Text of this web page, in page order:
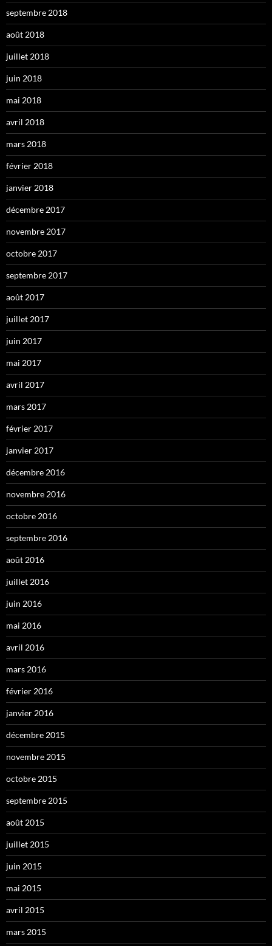
septembre 2018
août 2018
juillet 2018
juin 2018
mai 2018
avril 2018
mars 2018
février 2018
janvier 2018
décembre 2017
novembre 2017
octobre 2017
septembre 2017
août 2017
juillet 2017
juin 2017
mai 2017
avril 2017
mars 2017
février 2017
janvier 2017
décembre 2016
novembre 2016
octobre 2016
septembre 2016
août 2016
juillet 2016
juin 2016
mai 2016
avril 2016
mars 2016
février 2016
janvier 2016
décembre 2015
novembre 2015
octobre 2015
septembre 2015
août 2015
juillet 2015
juin 2015
mai 2015
avril 2015
mars 2015